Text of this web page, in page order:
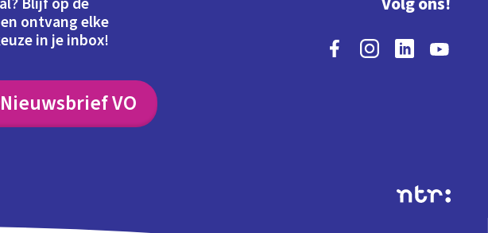
ontvang elke
in je inbox!
Nieuwsbrief VO